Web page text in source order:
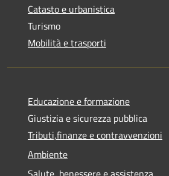
Catasto e urbanistica
Turismo
Mobilità e trasporti
Educazione e formazione
Giustizia e sicurezza pubblica
Tributi,finanze e contravvenzioni
Ambiente